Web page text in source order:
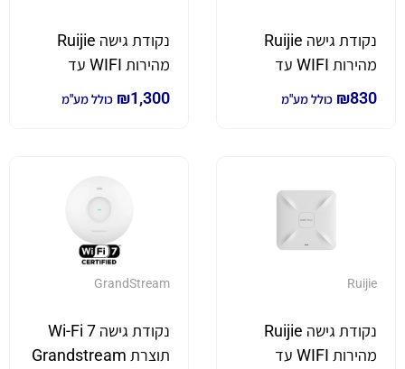
נקודת גישה Ruijie
מהירות WIFI עד
₪830 כולל מע"מ
נקודת גישה Ruijie
מהירות WIFI עד
₪1,300 כולל מע"מ
Ruijie
נקודת גישה Ruijie
מהירות WIFI עד
GrandStream
נקודת גישה Wi-Fi 7
תוצרת Grandstream